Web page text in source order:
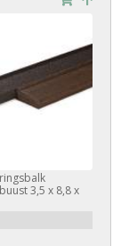
3,5 x 8,8 x